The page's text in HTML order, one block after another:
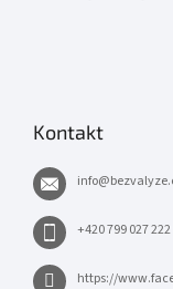
Kontakt
info@
+420 799 027 222
https://